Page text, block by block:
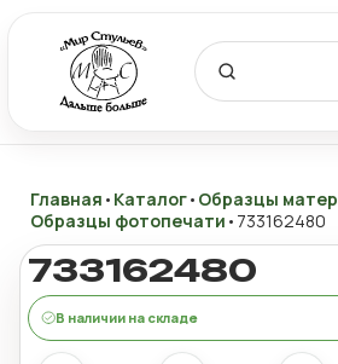
Главная • Каталог• Образцы
Образцы фотопечати • 733162480
733162480
В наличии на складе